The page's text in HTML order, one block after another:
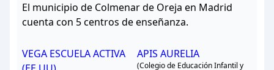
El municipio de Colmenar de Oreja en Madrid
cuenta con 5 centros de enseñanza.
VEGA ESCUELA ACTIVA
APIS AURELIA
(Colegio de Educación Infantil y